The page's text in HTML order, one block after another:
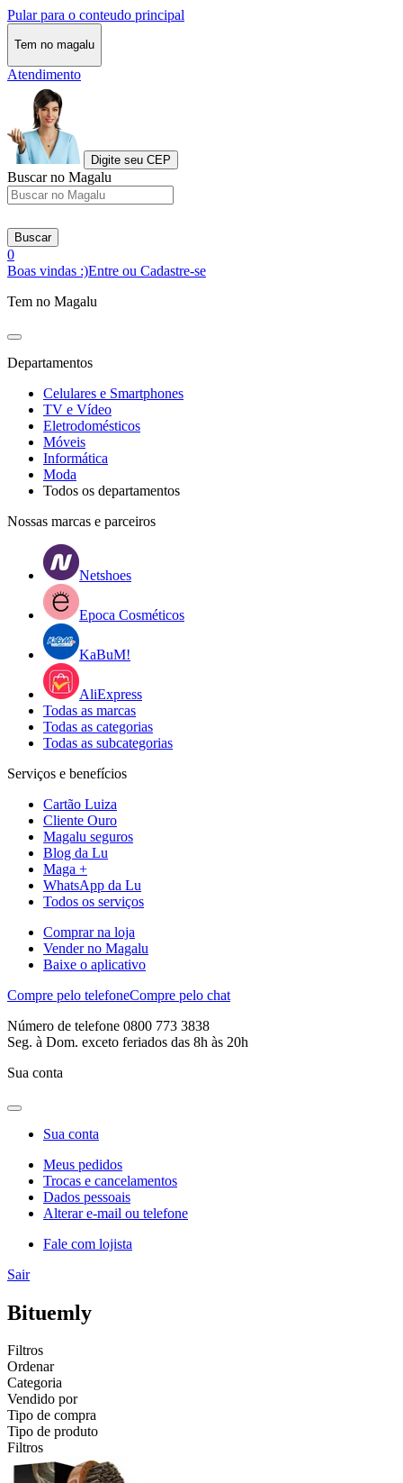
Pular para o conteudo principal
Tem no magalu
Atendimento
Digite seu CEP
Buscar no Magalu
Buscar
0
Boas vindas :)Entre ou Cadastre-se
Tem no Magalu
Departamentos
Celulares e Smartphones
TV e Vídeo
Eletrodomésticos
Móveis
Informática
Moda
Todos os departamentos
Nossas marcas e parceiros
Netshoes
Epoca Cosméticos
KaBuM!
AliExpress
Todas as marcas
Todas as categorias
Todas as subcategorias
Serviços e benefícios
Cartão Luiza
Cliente Ouro
Magalu seguros
Blog da Lu
Maga +
WhatsApp da Lu
Todos os serviços
Comprar na loja
Vender no Magalu
Baixe o aplicativo
Compre pelo telefoneCompre pelo chat
Número de telefone 0800 773 3838
Seg. à Dom. exceto feriados das 8h às 20h
Sua conta
Sua conta
Meus pedidos
Trocas e cancelamentos
Dados pessoais
Alterar e-mail ou telefone
Fale com lojista
Sair
Bituemly
Filtros
Ordenar
Categoria
Vendido por
Tipo de compra
Tipo de produto
Filtros